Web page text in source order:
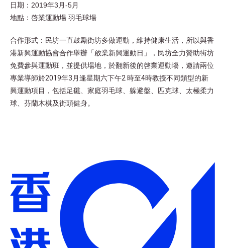
日期：2019年3月-5月
地點：啓業運動場 羽毛球場
合作形式：民坊一直鼓勵街坊多做運動，維持健康生活，所以與香
港新興運動協會合作舉辦「啟業新興運動日」，民坊全力贊助街坊
免費參與運動班，並提供場地，於翻新後的啓業運動塲，邀請兩位
專業導師於2019年3月逢星期六下午2 時至4時教授不同類型的新
興運動項目，包括足毽、家庭羽毛球、躲避盤、匹克球、太極柔力
球、芬蘭木棋及街頭健身。